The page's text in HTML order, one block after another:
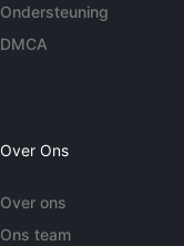
Ondersteuning
DMCA
Over Ons
Over ons
Ons team